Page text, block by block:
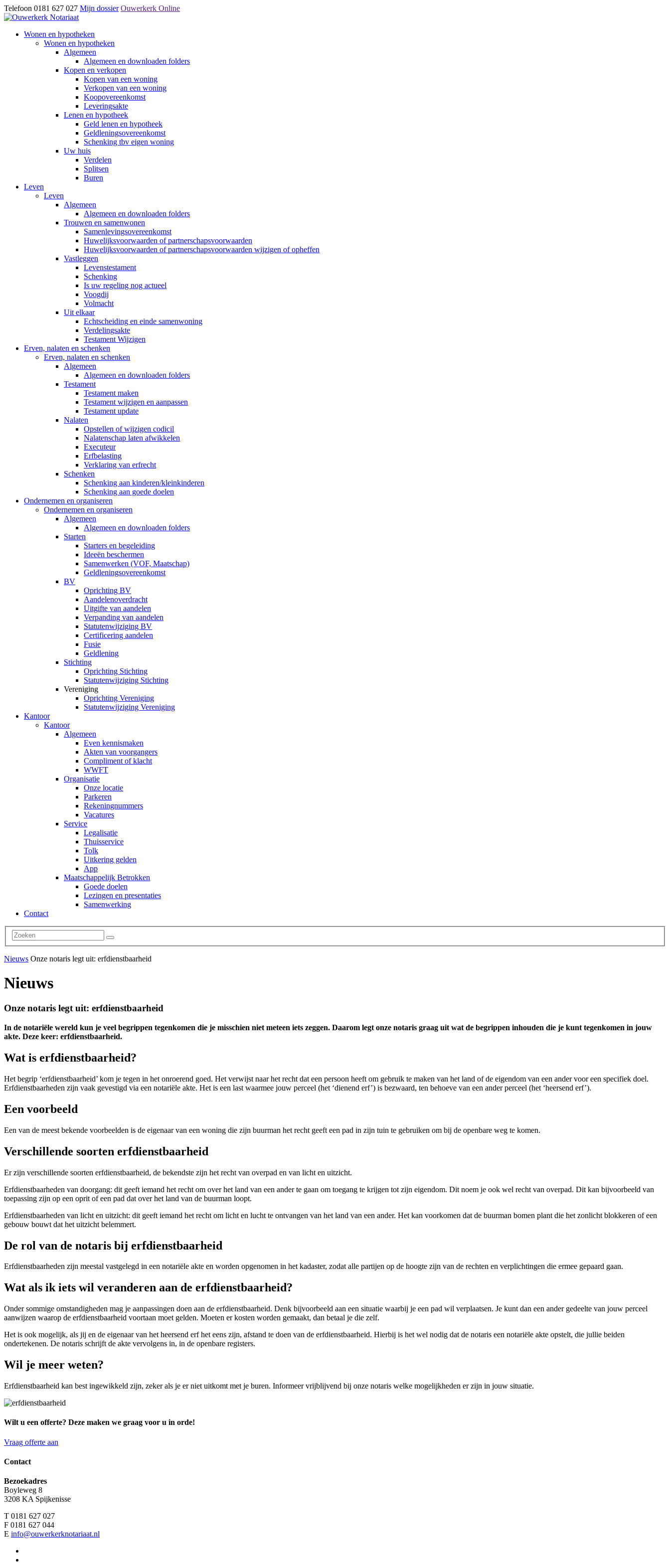
Telefoon 0181 627 027 Mijn dossier Ouwerkerk Online
Wonen en hypotheken
Wonen en hypotheken
Algemeen
Algemeen en downloaden folders
Kopen en verkopen
Kopen van een woning
Verkopen van een woning
Koopovereenkomst
Leveringsakte
Lenen en hypotheek
Geld lenen en hypotheek
Geldleningsovereenkomst
Schenking tbv eigen woning
Uw huis
Verdelen
Splitsen
Buren
Leven
Leven
Algemeen
Algemeen en downloaden folders
Trouwen en samenwonen
Samenlevingsovereenkomst
Huwelijksvoorwaarden of partnerschapsvoorwaarden
Huwelijksvoorwaarden of partnerschapsvoorwaarden wijzigen of opheffen
Vastleggen
Levenstestament
Schenking
Is uw regeling nog actueel
Voogdij
Volmacht
Uit elkaar
Echtscheiding en einde samenwoning
Verdelingsakte
Testament Wijzigen
Erven, nalaten en schenken
Erven, nalaten en schenken
Algemeen
Algemeen en downloaden folders
Testament
Testament maken
Testament wijzigen en aanpassen
Testament update
Nalaten
Opstellen of wijzigen codicil
Nalatenschap laten afwikkelen
Executeur
Erfbelasting
Verklaring van erfrecht
Schenken
Schenking aan kinderen/kleinkinderen
Schenking aan goede doelen
Ondernemen en organiseren
Ondernemen en organiseren
Algemeen
Algemeen en downloaden folders
Starten
Starters en begeleiding
Ideeën beschermen
Samenwerken (VOF, Maatschap)
Geldleningsovereenkomst
BV
Oprichting BV
Aandelenoverdracht
Uitgifte van aandelen
Verpanding van aandelen
Statutenwijziging BV
Certificering aandelen
Fusie
Geldlening
Stichting
Oprichting Stichting
Statutenwijziging Stichting
Vereniging
Oprichting Vereniging
Statutenwijziging Vereniging
Kantoor
Kantoor
Algemeen
Even kennismaken
Akten van voorgangers
Compliment of klacht
WWFT
Organisatie
Onze locatie
Parkeren
Rekeningnummers
Vacatures
Service
Legalisatie
Thuisservice
Tolk
Uitkering gelden
App
Maatschappelijk Betrokken
Goede doelen
Lezingen en presentaties
Samenwerking
Contact
Nieuws Onze notaris legt uit: erfdienstbaarheid
Nieuws
Onze notaris legt uit: erfdienstbaarheid
In de notariële wereld kun je veel begrippen tegenkomen die je misschien niet meteen iets zeggen. Daarom legt onze notaris graag uit wat de begrippen inhouden die je kunt tegenkomen in jouw
akte. Deze keer: erfdienstbaarheid.
Wat is erfdienstbaarheid?
Het begrip ‘erfdienstbaarheid’ kom je tegen in het onroerend goed. Het verwijst naar het recht dat een persoon heeft om gebruik te maken van het land of de eigendom van een ander voor een specifiek doel.
Erfdienstbaarheden zijn vaak gevestigd via een notariële akte. Het is een last waarmee jouw perceel (het ‘dienend erf’) is bezwaard, ten behoeve van een ander perceel (het ‘heersend erf’).
Een voorbeeld
Een van de meest bekende voorbeelden is de eigenaar van een woning die zijn buurman het recht geeft een pad in zijn tuin te gebruiken om bij de openbare weg te komen.
Verschillende soorten erfdienstbaarheid
Er zijn verschillende soorten erfdienstbaarheid, de bekendste zijn het recht van overpad en van licht en uitzicht.
Erfdienstbaarheden van doorgang: dit geeft iemand het recht om over het land van een ander te gaan om toegang te krijgen tot zijn eigendom. Dit noem je ook wel recht van overpad. Dit kan bijvoorbeeld van
toepassing zijn op een oprit of een pad dat over het land van de buurman loopt.
Erfdienstbaarheden van licht en uitzicht: dit geeft iemand het recht om licht en lucht te ontvangen van het land van een ander. Het kan voorkomen dat de buurman bomen plant die het zonlicht blokkeren of een
gebouw bouwt dat het uitzicht belemmert.
De rol van de notaris bij erfdienstbaarheid
Erfdienstbaarheden zijn meestal vastgelegd in een notariële akte en worden opgenomen in het kadaster, zodat alle partijen op de hoogte zijn van de rechten en verplichtingen die ermee gepaard gaan.
Wat als ik iets wil veranderen aan de erfdienstbaarheid?
Onder sommige omstandigheden mag je aanpassingen doen aan de erfdienstbaarheid. Denk bijvoorbeeld aan een situatie waarbij je een pad wil verplaatsen. Je kunt dan een ander gedeelte van jouw perceel
aanwijzen waarop de erfdienstbaarheid voortaan moet gelden. Moeten er kosten worden gemaakt, dan betaal je die zelf.
Het is ook mogelijk, als jij en de eigenaar van het heersend erf het eens zijn, afstand te doen van de erfdienstbaarheid. Hierbij is het wel nodig dat de notaris een notariële akte opstelt, die jullie beiden
ondertekenen. De notaris schrijft de akte vervolgens in, in de openbare registers.
Wil je meer weten?
Erfdienstbaarheid kan best ingewikkeld zijn, zeker als je er niet uitkomt met je buren. Informeer vrijblijvend bij onze notaris welke mogelijkheden er zijn in jouw situatie.
Wilt u een offerte? Deze maken we graag voor u in orde!
Vraag offerte aan
Contact
Bezoekadres
Boyleweg 8
3208 KA Spijkenisse
T 0181 627 027
F 0181 627 044
E info@ouwerkerknotariaat.nl